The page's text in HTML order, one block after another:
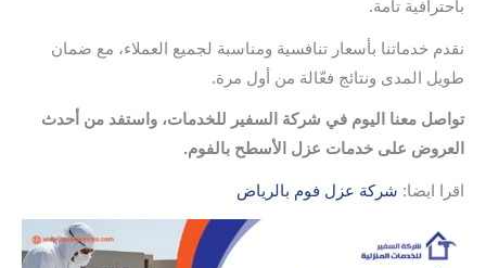
باحترافية تامة.
نقدم خدماتنا بأسعار تنافسية ومناسبة لجميع العملاء، مع ضمان
طويل المدى ونتائج فعّالة من أول مرة.
تواصل معنا اليوم في شركة السفير للخدمات، واستفد من أحدث
العروض على خدمات عزل الأسطح بالفوم.
اقرا ايضا: شركة عزل فوم بالرياض